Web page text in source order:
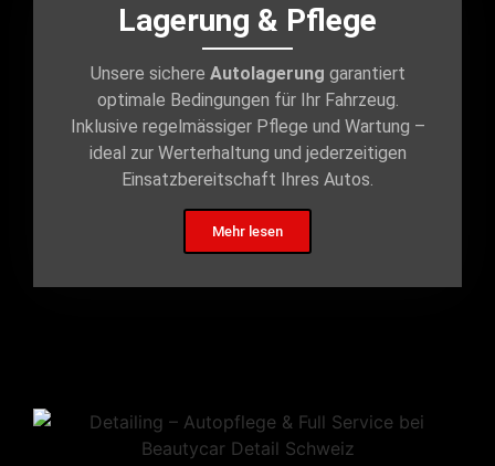
Lagerung & Pflege
Unsere sichere Autolagerung garantiert
optimale Bedingungen für Ihr Fahrzeug.
Inklusive regelmässiger Pflege und Wartung –
ideal zur Werterhaltung und jederzeitigen
Einsatzbereitschaft Ihres Autos.
Mehr lesen